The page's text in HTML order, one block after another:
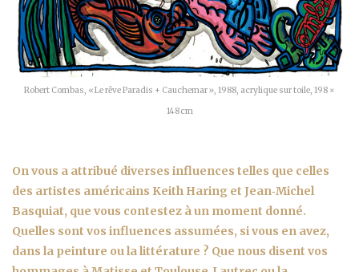
Robert Combas, « Le rêve Paradis + Cauchemar », 1988, acrylique sur toile, 198 ×
148 cm
On vous a attribué diverses influences telles que celles
des artistes américains Keith Haring et Jean‑Michel
Basquiat, que vous contestez à un moment donné.
Quelles sont vos influences assumées, si vous en avez,
dans la peinture ou la littérature ? Que nous disent vos